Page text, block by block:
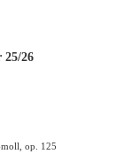
25/26
op. 125